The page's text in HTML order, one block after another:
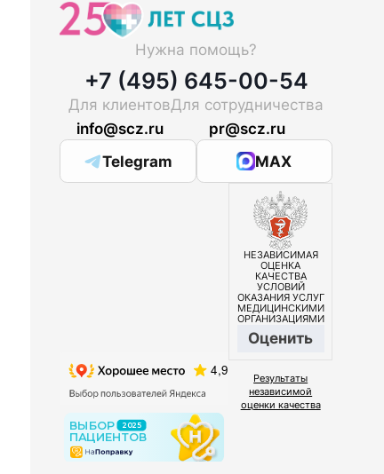
Нужна помощь?
+7 (495) 645-00-54
Для клиентов
info@scz.ru
Для сотрудничества
pr@scz.ru
Telegram
MAX
НЕЗАВИСИМАЯ
ОЦЕНКА
КАЧЕСТВА
УСЛОВИЙ
ОКАЗАНИЯ УСЛУГ
МЕДИЦИНСКИМИ
ОРГАНИЗАЦИЯМИ
Оценить
Результаты
независимой
оценки качества